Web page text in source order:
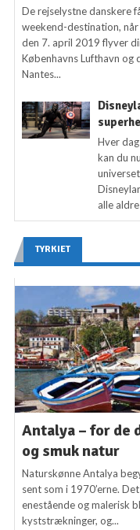
De rejselystne danskere
weekend-destination, når
den 7. april 2019 flyver
Københavns Lufthavn og
Nantes...
Hver
kan du
alle
TYRKIET
Antalya – for de
og smuk natur
Naturskønne Antalya
sent som i 1970’erne.
enestående og malerisk
kyststrækninger, og...